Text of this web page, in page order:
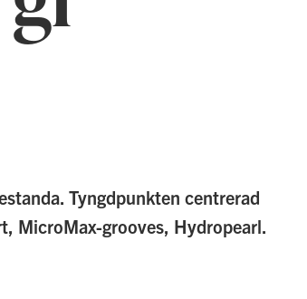
Tyngdpunkten centrerad
MicroMax-grooves, Hydropearl.